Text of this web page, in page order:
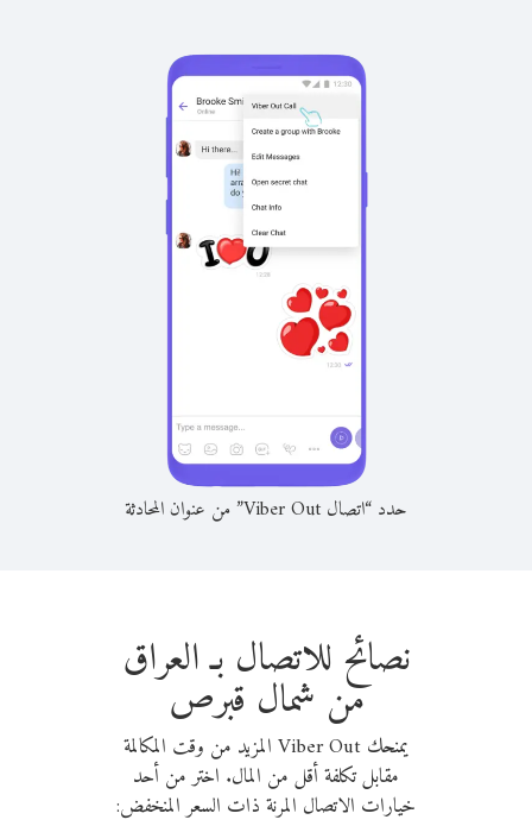
حدد “اتصال Viber Out” من عنوان المحادثة
نصائح للاتصال بـ العراق
من شمال قبرص
يمنحك Viber Out المزيد من وقت المكالمة
مقابل تكلفة أقل من المال. اختر من أحد
خيارات الاتصال المرنة ذات السعر المنخفض: